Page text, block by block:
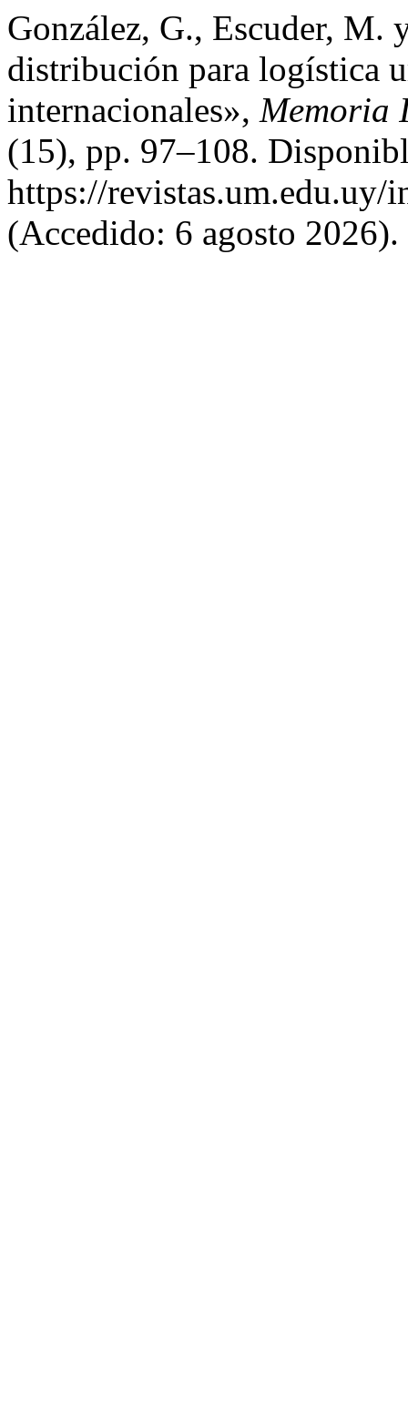
González, G., Escuder, M.
distribución para logística
internacionales», Memoria
(15), pp. 97–108.
https://
(Accedido: 6 agosto 2026).